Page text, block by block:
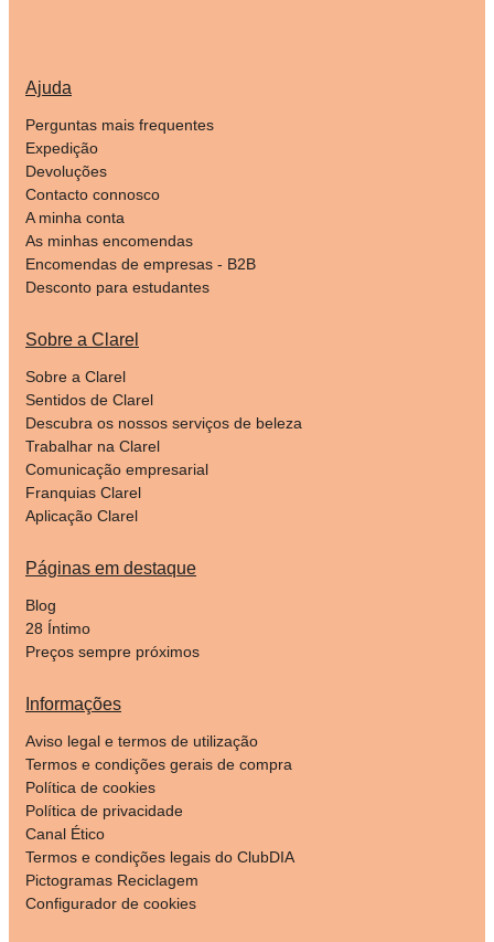
Ajuda
Perguntas mais frequentes
Expedição
Devoluções
Contacto connosco
A minha conta
As minhas encomendas
Encomendas de empresas - B2B
Desconto para estudantes
Sobre a Clarel
Sobre a Clarel
Sentidos de Clarel
Descubra os nossos serviços de beleza
Trabalhar na Clarel
Comunicação empresarial
Franquias Clarel
Aplicação Clarel
Páginas em destaque
Blog
28 Íntimo
Preços sempre próximos
Informações
Aviso legal e termos de utilização
Termos e condições gerais de compra
Política de cookies
Política de privacidade
Canal Ético
Termos e condições legais do ClubDIA
Pictogramas Reciclagem
Configurador de cookies